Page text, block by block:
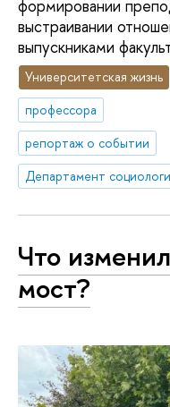
формировании
выстраивании
выпускниками
Университетская жизнь
профессора
репортаж о событии
Департамент
Что
мост?